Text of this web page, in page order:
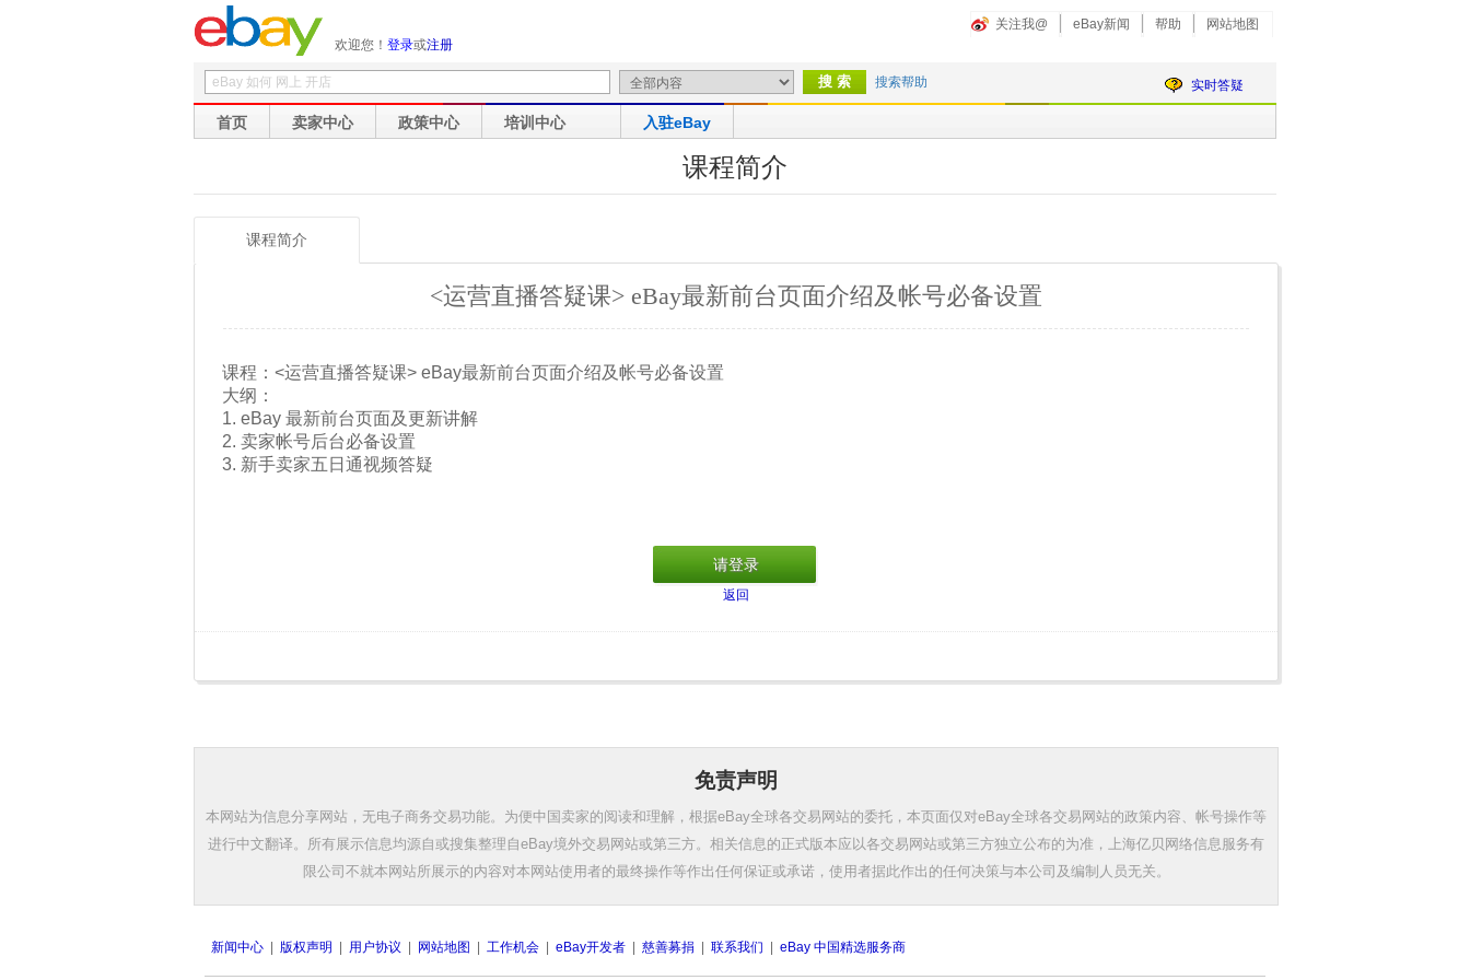
欢迎您！ 登录或注册
关注我@ eBay新闻 帮助 网站地图
搜索帮助 实时答疑
首页 卖家中心 政策中心 培训中心 入驻eBay
课程简介
课程简介
<运营直播答疑课> eBay最新前台页面介绍及帐号必备设置
课程：<运营直播答疑课> eBay最新前台页面介绍及帐号必备设置
大纲：
1. eBay 最新前台页面及更新讲解
2. 卖家帐号后台必备设置
3. 新手卖家五日通视频答疑
请登录
返回
免责声明
本网站为信息分享网站，无电子商务交易功能。为便中国卖家的阅读和理解，根据eBay全球各交易网站的委托，本页面仅对eBay全球各交易网站的政策内容、帐号操作等
进行中文翻译。所有展示信息均源自或搜集整理自eBay境外交易网站或第三方。相关信息的正式版本应以各交易网站或第三方独立公布的为准，上海亿贝网络信息服务有
限公司不就本网站所展示的内容对本网站使用者的最终操作等作出任何保证或承诺，使用者据此作出的任何决策与本公司及编制人员无关。
新闻中心 版权声明 用户协议 网站地图 工作机会 eBay开发者 慈善募捐 联系我们 eBay 中国精选服务商